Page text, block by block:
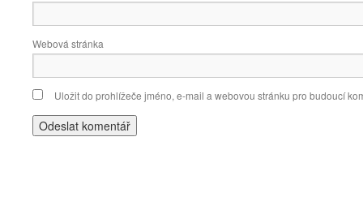
Webová stránka
Uložit do prohlížeče jméno, e-mail a webovou stránku pro budoucí